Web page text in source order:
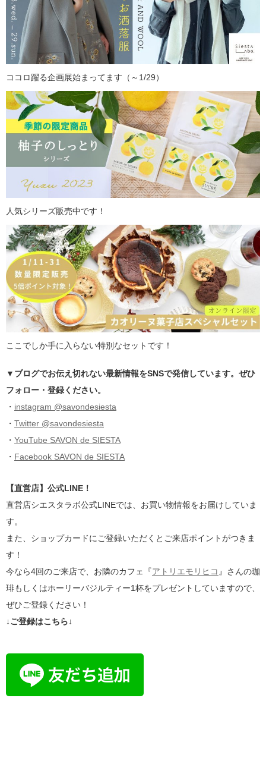
ココロ躍る企画展始まってます（～1/29）
人気シリーズ販売中です！
ここでしか手に入らない特別なセットです！
▼ブログでお伝え切れない最新情報をSNSで発信しています。ぜひ
フォロー・登録ください。
・ instagram @savondesiesta
・ Twitter @savondesiesta
・ YouTube SAVON de SIESTA
・ Facebook SAVON de SIESTA
【直営店】公式LINE！
直営店シエスタラボ公式LINEでは、お買い物情報をお届けしていま
す。
また、ショップカードにご登録いただくとご来店ポイントがつきま
す！
今なら4回のご来店で、お隣のカフェ『アトリエモリヒコ 』さんの珈
琲もしくはホーリーバジルティー1杯をプレゼントしていますので、
ぜひご登録ください！
↓ご登録はこちら↓